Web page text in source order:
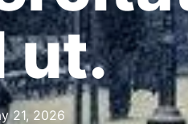
ut.
21, 2026